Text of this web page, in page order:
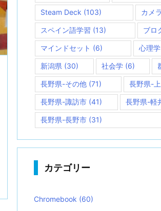
Steam Deck (103) カメラ
スペイン語学習 (13) ブロ
マインドセット (6) 心理学
新潟県 (30) 社会学(6)
長野県-その他 (71) 長野県-
長野県-諏訪市 (41) 長野県-軽
長野県-長野市 (31)
カテゴリー
Chromebook (60)